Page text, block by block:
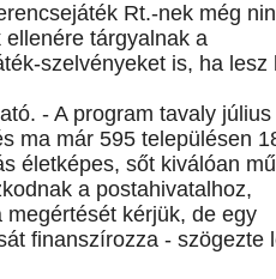
Rt.-nek még
tárgyalnak a
szelvényeket is, ha lesz
- A program tavaly július
ma már 595 településen
életképes, sőt kiválóan
a postahivatalhoz,
kérjük, de egy
finanszírozza - szögezte